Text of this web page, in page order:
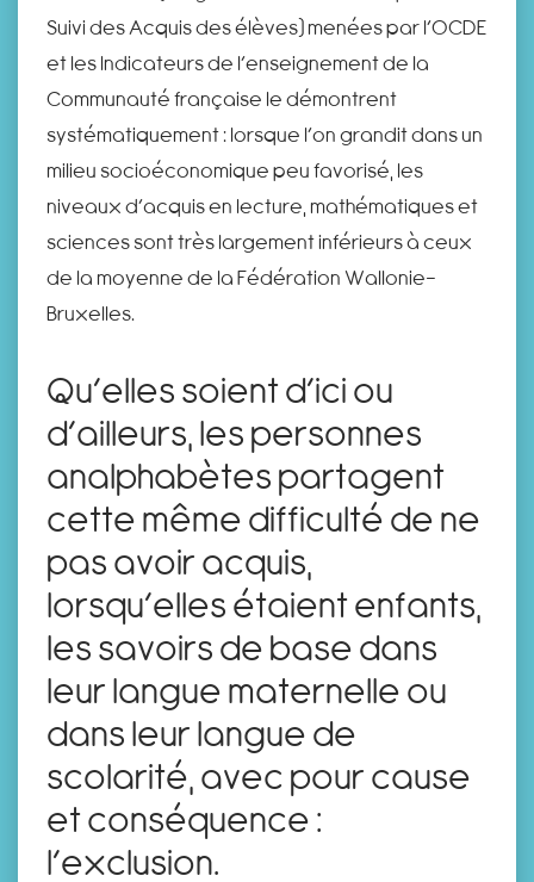
Suivi des Acquis des élèves) menées par l’OCDE
et les Indicateurs de l’enseignement de la
Communauté française le démontrent
systématiquement : lorsque l’on grandit dans un
milieu socioéconomique peu favorisé, les
niveaux d’acquis en lecture, mathématiques et
sciences sont très largement inférieurs à ceux
de la moyenne de la Fédération Wallonie-
Bruxelles.
Qu’elles soient d’ici ou
d’ailleurs, les personnes
analphabètes partagent
cette même difficulté de ne
pas avoir acquis,
lorsqu’elles étaient enfants,
les savoirs de base dans
leur langue maternelle ou
dans leur langue de
scolarité, avec pour cause
et conséquence :
l’exclusion.